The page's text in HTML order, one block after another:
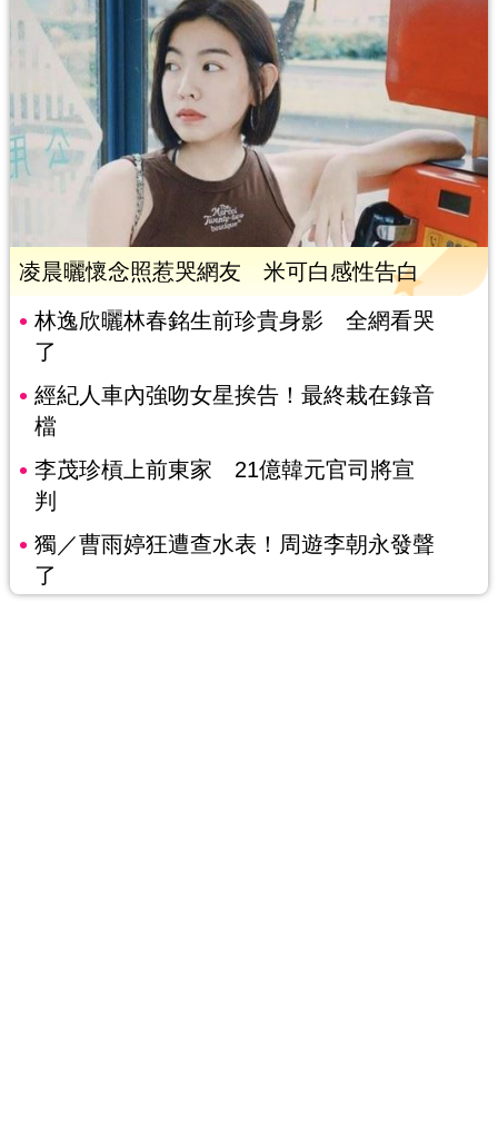
凌晨曬懷念照惹哭網友 米可白感性告白
林逸欣曬林春銘生前珍貴身影 全網看哭
了
經紀人車內強吻女星挨告！最終栽在錄音
檔
李茂珍槓上前東家 21億韓元官司將宣
判
獨／曹雨婷狂遭查水表！周遊李朝永發聲
了